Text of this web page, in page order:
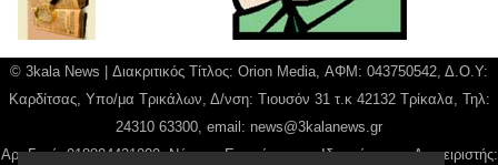
© 3kala News | Διακριτικός Τίτλος: Orion Media, ΑΦΜ: 043750542, Δ.Ο.Υ:
Καρδίτσας, Υπο/μα Τρικάλων, Δ/νση: Τιουσόν 31 τ.κ 42132 Τρίκαλα, Τηλ:
24310 63300, email: news@3kalanews.gr
Αρ. Γεμή: 018804431000, Νόμιμος Εκπρόσωπος, Ιδιοκτήτης και Διαχειριστής: